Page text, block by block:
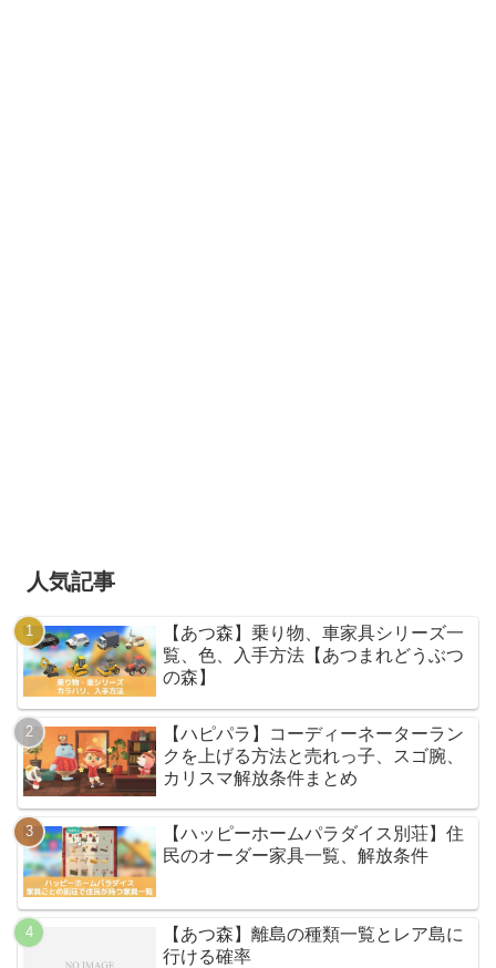
人気記事
【あつ森】乗り物、車家具シリーズ一
覧、色、入手方法【あつまれどうぶつ
の森】
【ハピパラ】コーディーネーターラン
クを上げる方法と売れっ子、スゴ腕、
カリスマ解放条件まとめ
【ハッピーホームパラダイス別荘】住
民のオーダー家具一覧、解放条件
【あつ森】離島の種類一覧とレア島に
行ける確率